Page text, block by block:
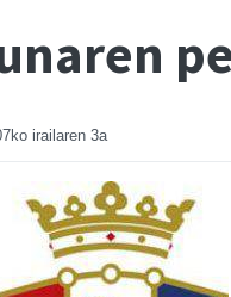
irailaren 3a